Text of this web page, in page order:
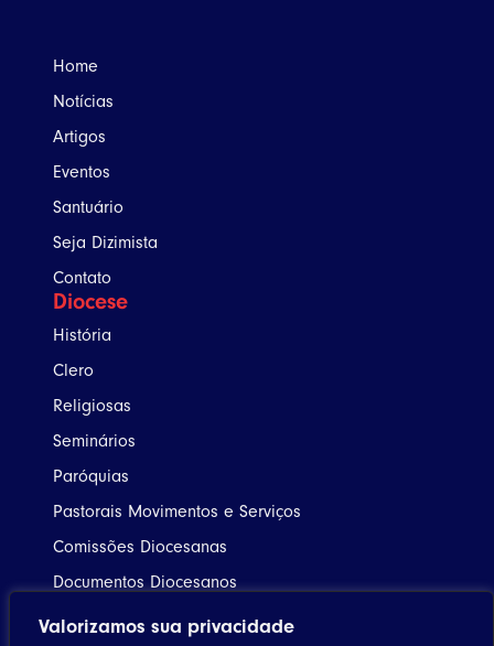
Valorizamos sua privacidade
Home
Notícias
Artigos
Eventos
Santuário
Seja Dizimista
Contato
Diocese
História
Clero
Religiosas
Seminários
Paróquias
Pastorais Movimentos e Serviços
Comissões Diocesanas
Documentos Diocesanos
Agenda